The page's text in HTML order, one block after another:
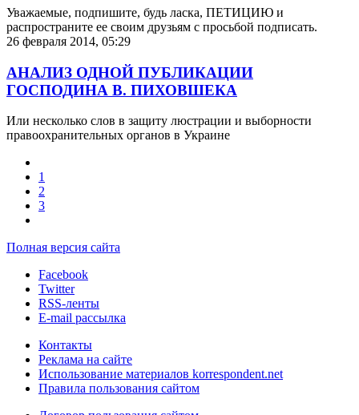
Уважаемые, подпишите, будь ласка, ПЕТИЦИЮ и
распространите ее своим друзьям с просьбой подписать.
26 февраля 2014, 05:29
АНАЛИЗ ОДНОЙ ПУБЛИКАЦИИ
ГОСПОДИНА В. ПИХОВШЕКА
Или несколько слов в защиту люстрации и выборности
правоохранительных органов в Украине
1
2
3
Полная версия сайта
Facebook
Twitter
RSS-ленты
E-mail рассылка
Контакты
Реклама на сайте
Использование материалов korrespondent.net
Правила пользования сайтом